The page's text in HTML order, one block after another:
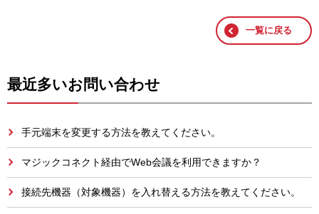
一覧に戻る
最近多いお問い合わせ
手元端末を変更する方法を教えてください。
マジックコネクト経由でWeb会議を利用できますか？
接続先機器（対象機器）を入れ替える方法を教えてください。